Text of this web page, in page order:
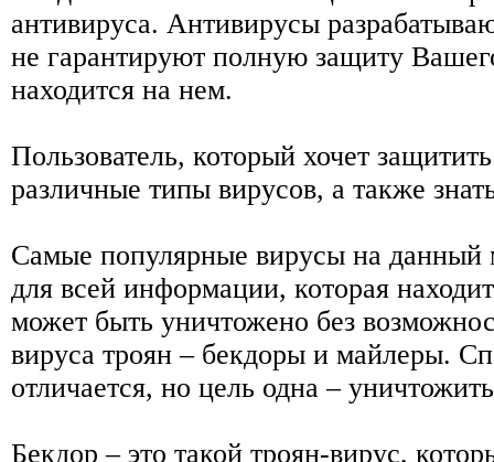
антивируса. Антивирусы
не гарантируют полную защиту
находится на нем.
Пользователь, который хочет
различные типы вирусов, а также
Самые популярные вирусы на
для всей информации, которая
может быть уничтожено без
вируса троян – бекдоры и майлеры.
отличается, но цель одна –
Бекдор – это такой троян-вирус,